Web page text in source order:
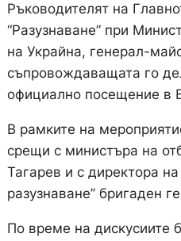
Ръководителят на
“Разузнаване” при
на Украйна, генерал-
съпровождаващата го
официално посещение в
В рамките на
срещи с министъра на
Тагарев и с директора
разузнаване” бригаден
По време на дискусиите